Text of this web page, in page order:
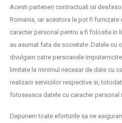
Acesti parteneri contractuali isi
Romania, iar acestora le pot fi furnizate
caracter personal pentru a fi folosite in
au asumat fata de societate. Datele cu
divulgam catre persoanele
limitate la minimul necesar de date cu
realizarii serviciilor respective si,
foloseasca datele cu caracter personal
Depunem toate eforturile sa ne